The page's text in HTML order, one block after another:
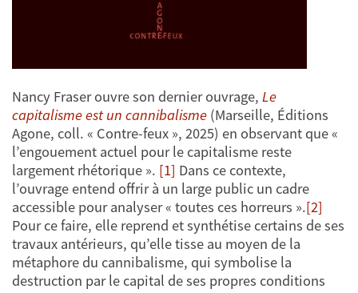
Nancy Fraser ouvre son dernier ouvrage, Le
capitalisme est un cannibalisme (Marseille, Éditions
Agone, coll. « Contre-feux », 2025) en observant que «
l’engouement actuel pour le capitalisme reste
largement rhétorique ». [1] Dans ce contexte,
l’ouvrage entend offrir à un large public un cadre
accessible pour analyser « toutes ces horreurs ».[2]
Pour ce faire, elle reprend et synthétise certains de ses
travaux antérieurs, qu’elle tisse au moyen de la
métaphore du cannibalisme, qui symbolise la
destruction par le capital de ses propres conditions